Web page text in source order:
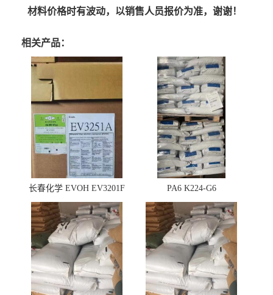
材料价格时有波动，以销售人员报价为准，谢谢！
相关产品：
长春化学 EVOH EV3201F PA6 K224-G6